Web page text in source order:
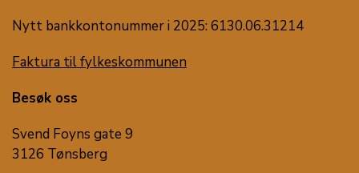
Nytt bankkontonummer i 2025: 6130.06.31214
Faktura til fylkeskommunen
Besøk oss
Svend Foyns gate 9
3126 Tønsberg